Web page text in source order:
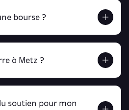
ça en cliquant ici !
bourse ?
à Metz ?
soutien pour mon